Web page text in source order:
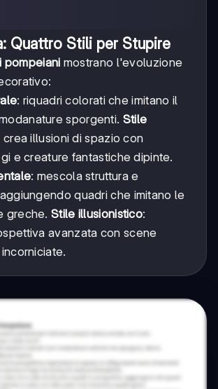
Quattro Stili per Stupire
pompeiani mostrano l'evoluzione
: riquadri colorati che imitano il
sporgenti. Stile
crea illusioni di spazio con
e creature fantastiche dipinte.
: mescola struttura e
quadri che imitano le
greche.Stile illusionistico:
avanzata con scene